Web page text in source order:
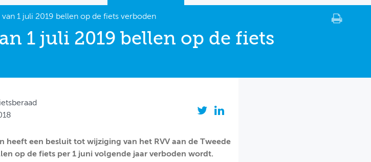
van 1 juli 2019 bellen op de fiets verboden
1 juli 2019 bellen op de fiets
heeft een besluit tot wijziging van het RVV aan de Tweede
op de fiets per 1 juni volgende jaar verboden wordt.